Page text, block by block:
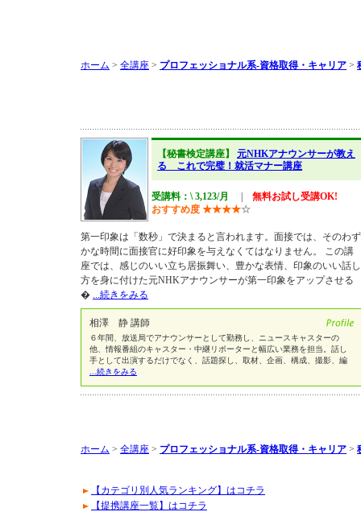
ホーム > 全講座 > プロフェッショナル系-資格取得・キャリア >
【秘書検定講座】 元NHKアナウンサーが教え
る これで完璧！就活マナー講座
受講料：\ 3,123/月
無料お試し受講OK!
おすすめ度 ★★★★☆
第一印象は「数秒」で決まると言われます。面接では、そのわず
かな時間に面接官に好印象を与えなくてはなりません。 この講
座では、感じのいい立ち居振舞い、豊かな表情、印象のいい話し
方を身に付けた元NHKアナウンサーが第一印象をアップさせる
� ...続きをみる
相澤 静 講師
６年間、放送局でアナウンサーとして勤務し、ニュースキャスターの
他、情報番組のキャスター・中継リポーターと幅広い業務を担当。話し
手として出演するだけでなく、話題探し、取材、企画、構成、撮影、編
...続きをみる
ホーム > 全講座 > プロフェッショナル系-資格取得・キャリア >
【カテゴリ別人気ランキング】はコチラ
【提携講座一覧】はコチラ